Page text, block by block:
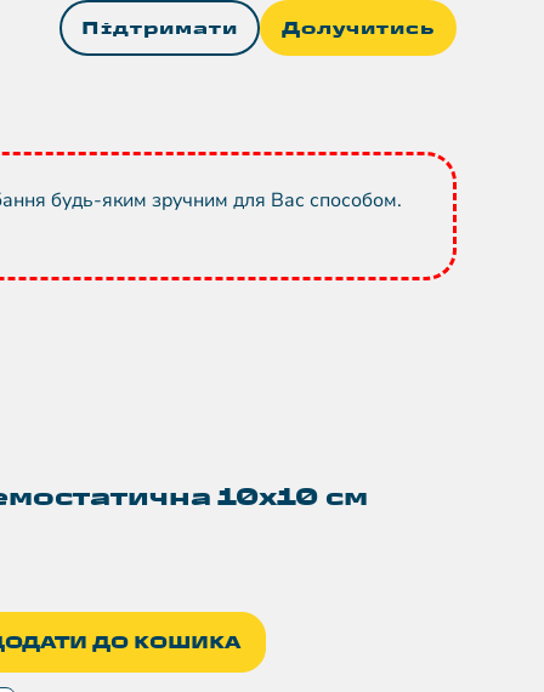
Підтримати Долучитись
будь-яким зручним для Вас способом.
10х10 см
ДО КОШИКА